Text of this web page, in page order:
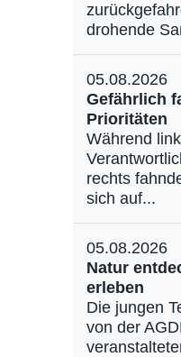
drohende
05.08.2026
Gefährlich
Prioritäten
Während
rechts
sich auf...
05.08.2026
Natur
erleben
Die jungen
von der